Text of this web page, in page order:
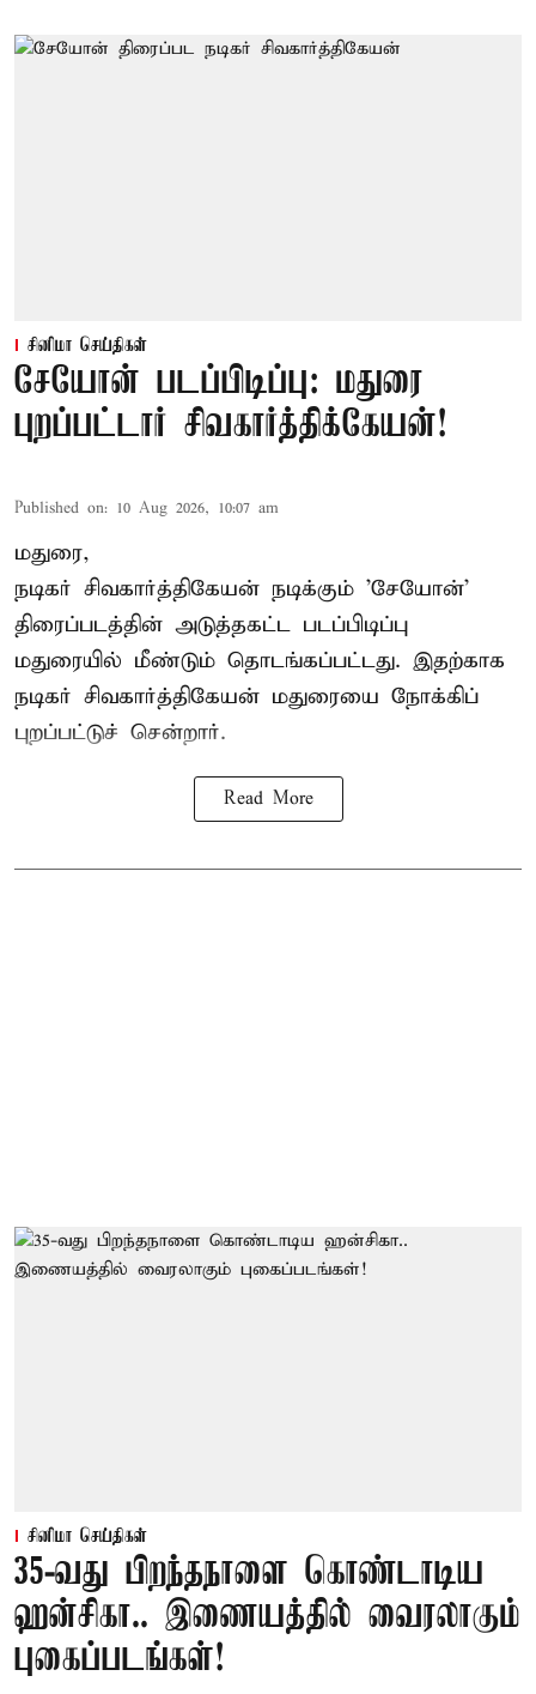
சினிமா செய்திகள்
சேயோன் படப்பிடிப்பு: மதுரை
புறப்பட்டார் சிவகார்த்திக்கேயன்!
Published on: 10 Aug 2026, 10:07 am
மதுரை,
நடிகர் சிவகார்த்திகேயன் நடிக்கும் 'சேயோன்'
திரைப்படத்தின் அடுத்தகட்ட படப்பிடிப்பு
மதுரையில் மீண்டும் தொடங்கப்பட்டது. இதற்காக
நடிகர் சிவகார்த்திகேயன் மதுரையை நோக்கிப்
புறப்பட்டுச் சென்றார்.
Read More
சினிமா செய்திகள்
35-வது பிறந்தநாளை கொண்டாடிய
ஹன்சிகா.. இணையத்தில் வைரலாகும்
புகைப்படங்கள்!